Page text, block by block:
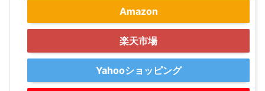
Amazon
楽天市場
Yahooショッピング